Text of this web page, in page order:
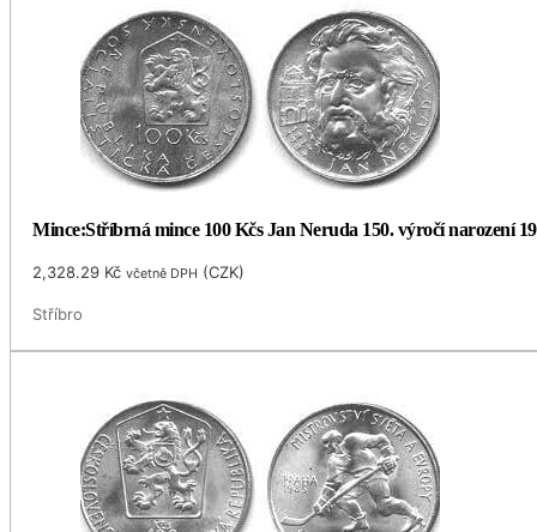
Mince:Stříbrná mince 100 Kčs Jan Neruda 150. výročí narození
2,328.29 Kč včetně DPH (CZK)
Stříbro